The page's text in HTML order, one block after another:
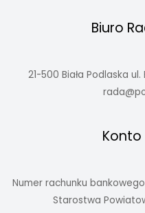
Biuro
21-500 Biała Podlaska
Numer rachunku
Starostwa